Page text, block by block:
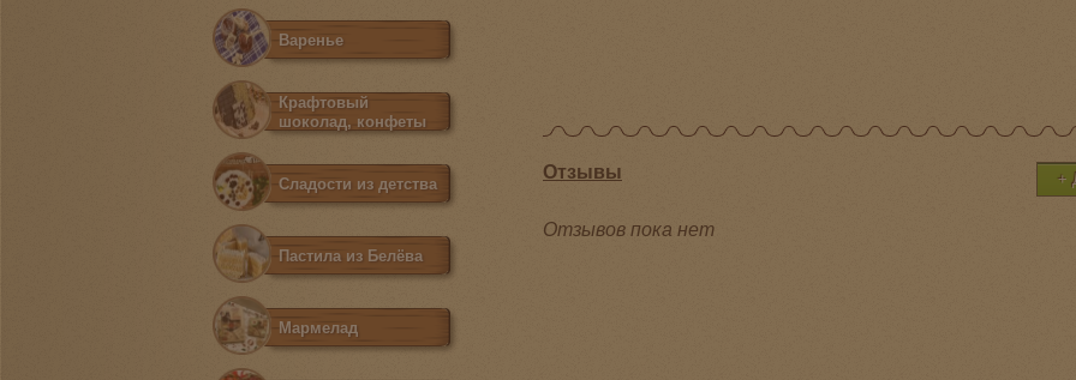
Отзывы
Отзывов пока нет
Варенье
Крафтовый
шоколад, конфеты
Сладости из детства
Пастила из Белёва
Мармелад